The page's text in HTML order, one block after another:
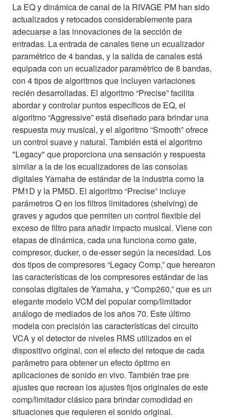
La EQ y dinámica de canal de la RIVAGE PM han sido
actualizados y retocados considerablemente para
adecuarse a las innovaciones de la sección de
entradas. La entrada de canales tiene un ecualizador
paramétrico de 4 bandas, y la salida de canales está
equipada con un ecualizador paramétrico de 8 bandas,
con 4 tipos de algoritmos que incluyen variaciones
recién desarrolladas. El algoritmo “Precise” facilita
abordar y controlar puntos específicos de EQ, el
algoritmo “Aggressive” está diseñado para brindar una
respuesta muy musical, y el algoritmo “Smooth” ofrece
un control suave y natural. También está el algoritmo
"Legacy" que proporciona una sensación y respuesta
similar a la de los ecualizadores de las consolas
digitales Yamaha de estándar de la industria como la
PM1D y la PM5D. El algoritmo “Precise” incluye
parámetros Q en los filtros limitadores (shelving) de
graves y agudos que permiten un control flexible del
exceso de filtro para añadir impacto musical. Viene con
etapas de dinámica, cada una funciona como gate,
compresor, ducker, o de-esser según la necesidad. Los
dos tipos de compresores “Legacy Comp,” que herearon
las características de los compresores estándar de las
consolas digitales de Yamaha, y “Comp260,” que es un
elegante modelo VCM del popular comp/limitador
análogo de mediados de los años 70. Este último
modela con precisión las características del circuito
VCA y el detector de niveles RMS utilizados en el
dispositivo original, con el efecto del retoque de cada
parámetro para obtener un efecto óptimo en
aplicaciones de sonido en vivo. También trae pre
ajustes que recrean los ajustes fijos originales de este
comp/limitador clásico para brindar comodidad en
situaciones que requieren el sonido original.